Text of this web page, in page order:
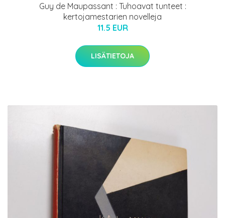
Guy de Maupassant : Tuhoavat tunteet :
kertojamestarien novelleja
11.5 EUR
LISÄTIETOJA